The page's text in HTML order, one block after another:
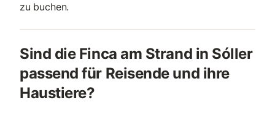
zu buchen.
Sind die Finca am Strand in Sóller
passend für Reisende und ihre
Haustiere?